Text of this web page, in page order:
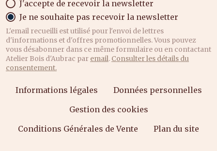
J'accepte de recevoir la newsletter
Je ne souhaite pas recevoir la newsletter
L'email recueilli est utilisé pour l'envoi de lettres
d'informations et d'offres promotionnelles. Vous pouvez
vous désabonner dans ce même formulaire ou en contactant
Atelier Bois d'Aubrac par email. Consulter les détails du
consentement.
Informations légales
Données personnelles
Gestion des cookies
Conditions Générales de Vente
Plan du site